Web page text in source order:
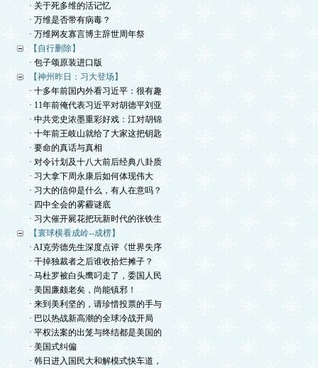
· 关于死多维的活记忆
· 万维是否带有病毒？
· 万维网友寡言博主辞世周年祭
【自行删除】
· 包子颂原装进口版
【神州昨日：习大登场】
· 十多年前国内外看习近平：很有趣
· 11年前俺代表习近平对胡德平刘亚
· 中共党史浓墨重彩好戏：江对胡锦
· 十年前王岐山就给了大家这把钥匙
· 要命的真话与真相
· 对令计划及十八大前后经典八卦质
· 习大拿下周永康后如何体现伟大
· 习大的信仰是什么，有人在意吗？
· 四中全会的雾霾谜底
· 习大催开屍花把玩新时代的张铁生
【寰球横看成岭--成楞】
· AI克劳德先生深度点评《世界失序
· 干掉独裁者之后谁收拾烂摊子？
· 马杜罗被白头鹰叼走了，委国人民
· 美国廉颇老矣，尚能镇邪！
· 来到美利坚的，请珍惜投票的手与
· 巴以热战新高潮的全球冷战开局
· 平权法案的出笼与终结都是美国的
· 美国式纠偏
· 韩日进入国民大和解模式快车道，